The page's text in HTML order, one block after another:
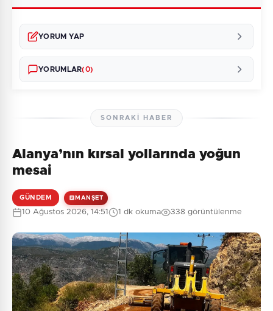
YORUM YAP
Güvenlik Sorusu:
4 + 8 = ?
Gönder
YORUMLAR(0)
Henüz yorum yapılmamış. İlk yorumu siz yapın!
SONRAKI HABER
Alanya’nın kırsal yollarında yoğun
mesai
GÜNDEM MANŞET
10 Ağustos 2026, 14:51 1 dk okuma 338 görüntülenme